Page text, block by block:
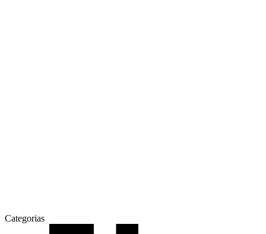
Categorias